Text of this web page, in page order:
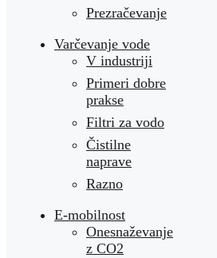
Prezračevanje
Varčevanje vode
V industriji
Primeri dobre
prakse
Filtri za vodo
Čistilne
naprave
Razno
E-mobilnost
Onesnaževanje
z CO2